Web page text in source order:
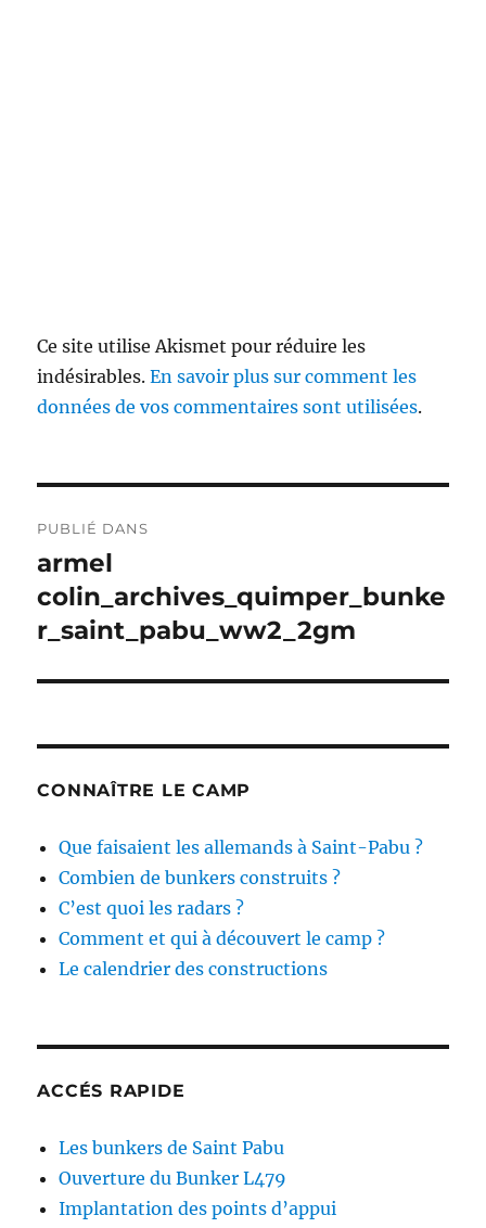
Ce site utilise Akismet pour réduire les
indésirables.En savoir plus sur comment les
données de vos commentaires sont utilisées.
de
l’article
PUBLIÉ DANS
armel
colin_archives_quimper_bunke
r_saint_pabu_ww2_2gm
CONNAÎTRE LE CAMP
Que faisaient les allemands à Saint-Pabu ?
Combien de bunkers construits ?
C’est quoi les radars ?
Comment et qui à découvert le camp ?
Le calendrier des constructions
ACCÉS RAPIDE
Les bunkers de Saint Pabu
Ouverture du Bunker L479
Implantation des points d’appui